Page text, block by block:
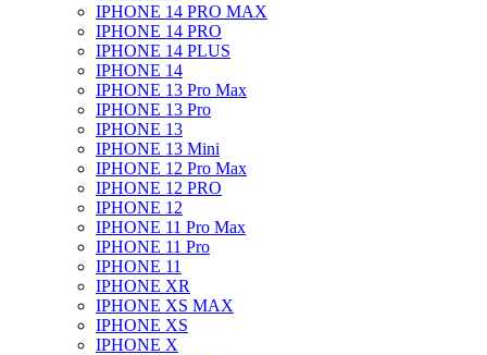
IPHONE 14 PRO MAX
IPHONE 14 PRO
IPHONE 14 PLUS
IPHONE 14
IPHONE 13 Pro Max
IPHONE 13 Pro
IPHONE 13
IPHONE 13 Mini
IPHONE 12 Pro Max
IPHONE 12 PRO
IPHONE 12
IPHONE 11 Pro Max
IPHONE 11 Pro
IPHONE 11
IPHONE XR
IPHONE XS MAX
IPHONE XS
IPHONE X